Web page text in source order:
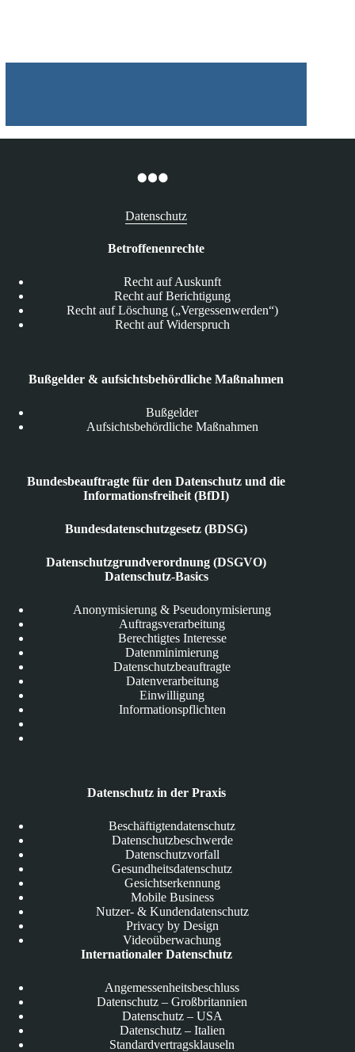
Datenschutz
Betroffenenrechte
Recht auf Auskunft
Recht auf Berichtigung
Recht auf Löschung („Vergessenwerden“)
Recht auf Widerspruch
Bußgelder & aufsichtsbehördliche Maßnahmen
Bußgelder
Aufsichtsbehördliche Maßnahmen
Bundesbeauftragte für den Datenschutz und die
Informationsfreiheit (BfDI)
Bundesdatenschutzgesetz (BDSG)
Datenschutzgrundverordnung (DSGVO)
Datenschutz-Basics
Anonymisierung & Pseudonymisierung
Auftragsverarbeitung
Berechtigtes Interesse
Datenminimierung
Datenschutzbeauftragte
Datenverarbeitung
Einwilligung
Informationspflichten
Datenschutz in der Praxis
Beschäftigtendatenschutz
Datenschutzbeschwerde
Datenschutzvorfall
Gesundheitsdatenschutz
Gesichtserkennung
Mobile Business
Nutzer- & Kundendatenschutz
Privacy by Design
Videoüberwachung
Internationaler Datenschutz
Angemessenheitsbeschluss
Datenschutz – Großbritannien
Datenschutz – USA
Datenschutz – Italien
Standardvertragsklauseln